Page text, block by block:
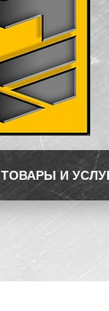
ТОВАРЫ И